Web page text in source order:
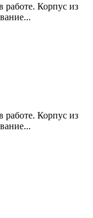
Корпус из
Корпус из